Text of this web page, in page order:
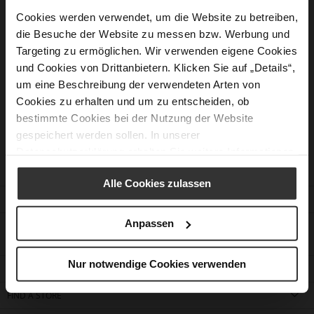
Cookies werden verwendet, um die Website zu betreiben,
die Besuche der Website zu messen bzw. Werbung und
Targeting zu ermöglichen. Wir verwenden eigene Cookies
und Cookies von Drittanbietern. Klicken Sie auf „Details“,
um eine Beschreibung der verwendeten Arten von
Cookies zu erhalten und um zu entscheiden, ob
bestimmte Cookies bei der Nutzung der Website
gespeichert werden sollen. In unserer
Alle Cookies zulassen
Anpassen
Nur notwendige Cookies verwenden
New Customers
Creating an account has many benefits: check out faster, keep
more than one address, track orders and more.
Create an Account
CUSTOMER SERVICE
CONTACT
FIND A STORE